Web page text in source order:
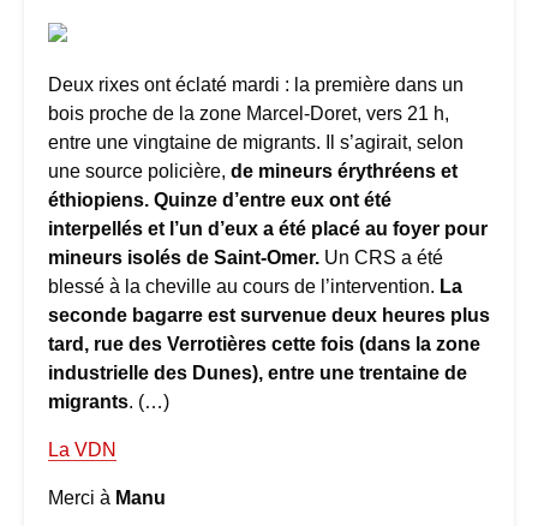
Deux rixes ont éclaté mardi : la première dans un
bois proche de la zone Marcel-Doret, vers 21 h,
entre une vingtaine de migrants. Il s’agirait, selon
une source policière, de mineurs érythréens et
éthiopiens. Quinze d’entre eux ont été
interpellés et l’un d’eux a été placé au foyer pour
mineurs isolés de Saint-Omer. Un CRS a été
blessé à la cheville au cours de l’intervention. La
seconde bagarre est survenue deux heures plus
tard, rue des Verrotières cette fois (dans la zone
industrielle des Dunes), entre une trentaine de
migrants. (…)
La VDN
Merci à Manu